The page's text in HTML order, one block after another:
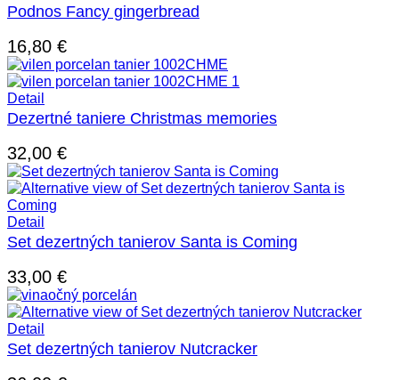
Podnos Fancy gingerbread
16,80 €
Detail
Dezertné taniere Christmas memories
32,00 €
Detail
Set dezertných tanierov Santa is Coming
33,00 €
Detail
Set dezertných tanierov Nutcracker